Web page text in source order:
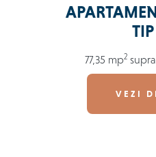
77,35 mp2
VEZI